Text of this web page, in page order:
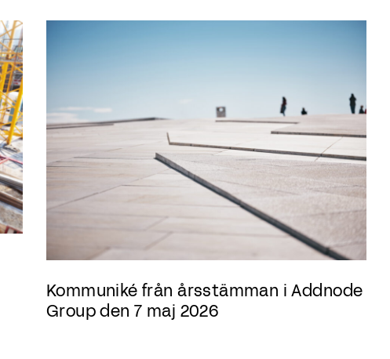
Kommuniké från årsstämman i Addnode
Group den 7 maj 2026